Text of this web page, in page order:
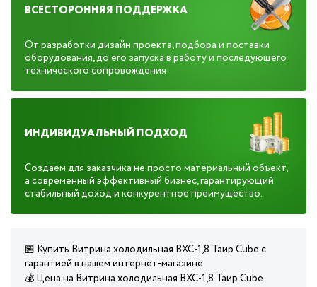
ВСЕСТОРОННЯЯ ПОДДЕРЖКА
От разработки дизайн проекта, подбора и поставки
оборудования, до его запуска в работу и последующего
технического сопровождения
ИНДИВИДУАЛЬНЫЙ ПОДХОД
Создаем для заказчика не просто материальный объект,
а современный эффективный бизнес, гарантирующий
стабильный доход и конкурентное преимущество.
🏪 Купить Витрина холодильная ВХС-1,8 Таир Cube с
гарантией в нашем интернет-магазине
💰 Цена на Витрина холодильная ВХС-1,8 Таир Cube